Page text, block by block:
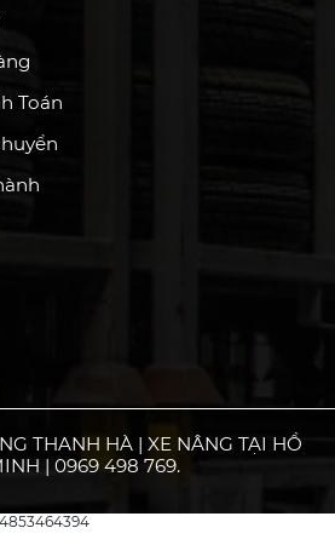
Toán
THANH HÀ | XE NÂNG TẠI HỒ
| 0969 498 769.